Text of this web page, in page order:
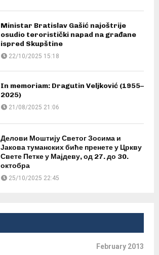
Ministar Bratislav Gašić najoštrije
osudio teroristički napad na građane
ispred Skupštine
22/10/2025 15:18
In memoriam: Dragutin Veljković (1955–
2025)
21/08/2025 21:06
Делови Моштију Светог Зосима и
Јакова туманских биће пренете у Цркву
Свете Петке у Мајдеву, од 27. до 30.
октобра
25/10/2025 22:45
February 2013